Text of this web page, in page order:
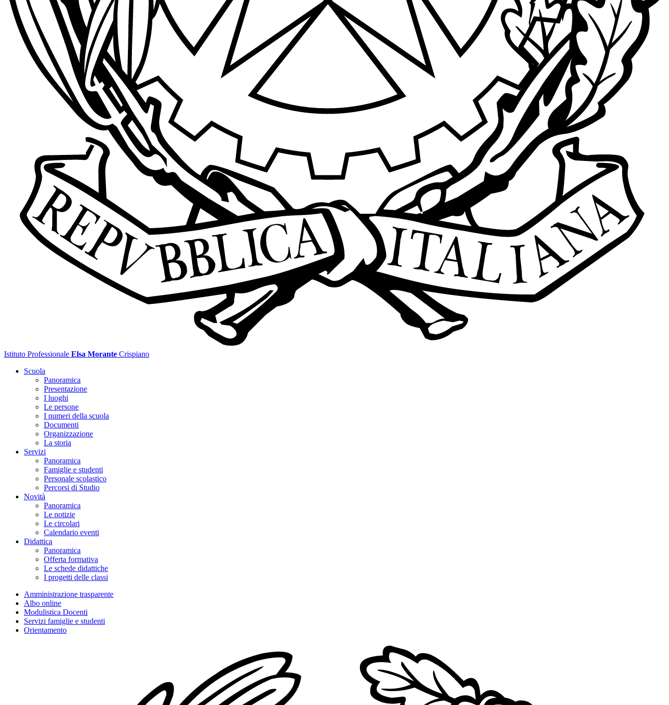
Istituto Professionale Elsa Morante Crispiano
Scuola
Panoramica
Presentazione
I luoghi
Le persone
I numeri della scuola
Documenti
Organizzazione
La storia
Servizi
Panoramica
Famiglie e studenti
Personale scolastico
Percorsi di Studio
Novità
Panoramica
Le notizie
Le circolari
Calendario eventi
Didattica
Panoramica
Offerta formativa
Le schede didattiche
I progetti delle classi
Amministrazione trasparente
Albo online
Modulistica Docenti
Servizi famiglie e studenti
Orientamento